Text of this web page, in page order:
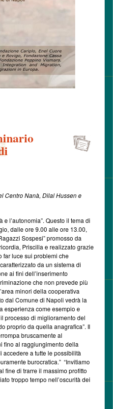
Centro Nanà, Dilal Hussen e
l’autonomia”. Questo il tema di
dalle ore 9.00 alle ore 13.00,
Sospesi” promosso da
Priscilla e realizzato grazie
far luce sui problemi che
da un sistema di
ai fini dell’inserimento
che non prevede più
minori della cooperativa
dal Comune di Napoli vedrà la
esperienza come esempio e
processo di miglioramento del
proprio da quella anagrafica”. Il
bruscamente al
fino al raggiungimento della
a tutte le possibilità
burocratica.” “Invitiamo
fine di trarre il massimo profitto
troppo tempo nell’oscurità dei